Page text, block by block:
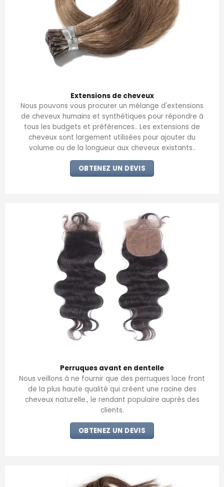
Extensions de cheveux
Nous pouvons vous procurer un mélange d'extensions
de cheveux humains et synthétiques pour répondre à
tous les budgets et préférences.. Les extensions de
cheveux sont largement utilisées pour ajouter du
volume ou de la longueur aux cheveux existants..
OBTENEZ UN DEVIS
Perruques avant en dentelle
Nous veillons à ne fournir que des perruques lace front
de la plus haute qualité qui créent une racine des
cheveux naturelle., le rendant populaire auprès des
clients.
OBTENEZ UN DEVIS